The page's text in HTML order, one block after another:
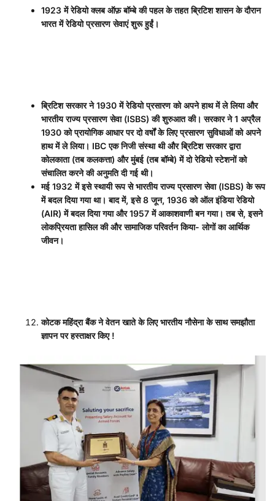
1923में रेडियो क्लब ऑफ़ बॉम्बे की पहल के तहत ब्रिटिश शासन के दौरान
भारत में रेडियो प्रसारण सेवाएं शुरू हुईं।
ब्रिटिश सरकार ने1930में रेडियो प्रसारण को अपने हाथ में ले लिया और
भारतीय राज्य प्रसारण सेवा (ISBS)की शुरुआत की। सरकार ने1 अप्रैल
1930को प्रायोगिक आधार पर दो वर्षों के लिए प्रसारण सुविधाओं को अपने
हाथ में ले लिया। IBCएक निजी संस्था थी और ब्रिटिश सरकार द्वारा
कोलकाता (तब कलकत्ता) और मुंबई (तब बॉम्बे) में दो रेडियो स्टेशनों को
संचालित करने की अनुमति दी गई थी।
मई1932में इसे स्थायी रूप से भारतीय राज्य प्रसारण सेवा (ISBS)के रूप
में बदल दिया गया था। बाद में,इसे8जून, 1936को ऑल इंडिया रेडियो
(AIR)में बदल दिया गया और1957में आकाशवाणी बन गया। तब से,इसने
लोकप्रियता हासिल की और सामाजिक परिवर्तन किया- लोगों का आर्थिक
जीवन।
कोटक महिंद्रा बैंक ने वेतन खाते के लिए भारतीय नौसेना के साथ समझौता
ज्ञापन पर हस्ताक्षर किए!